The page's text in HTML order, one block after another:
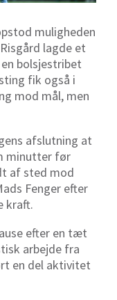
muligheden
lagde et
bolsjestribet
fik også i
mod mål, men
afslutning at
minutter før
af sted mod
Fenger efter
kraft.
efter en tæt
arbejde fra
en del aktivitet